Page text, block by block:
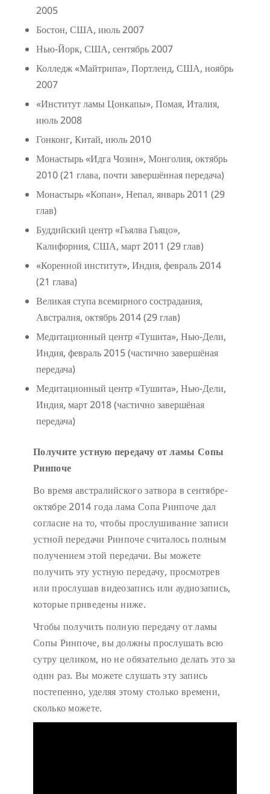
2005
Бостон, США, июль 2007
Нью-Йорк, США, сентябрь 2007
Колледж «Майтрипа», Портленд, США, ноябрь
2007
«Институт ламы Цонкапы», Помая, Италия,
июль 2008
Гонконг, Китай, июль 2010
Монастырь «Идга Чозин», Монголия, октябрь
2010 (21 глава, почти завершённая передача)
Монастырь «Копан», Непал, январь 2011 (29
глав)
Буддийский центр «Гьялва Гьяцо»,
Калифорния, США, март 2011 (29 глав)
«Коренной институт», Индия, февраль 2014
(21 глава)
Великая ступа всемирного сострадания,
Австралия, октябрь 2014 (29 глав)
Медитационный центр «Тушита», Нью-Дели,
Индия, февраль 2015 (частично завершёная
передача)
Медитационный центр «Тушита», Нью-Дели,
Индия, март 2018 (частично завершёная
передача)
Получите устную передачу от ламы Сопы
Ринпоче
Во время австралийского затвора в сентябре-
октябре 2014 года лама Сопа Ринпоче дал
согласие на то, чтобы прослушивание записи
устной передачи Ринпоче считалось полным
получением этой передачи. Вы можете
получить эту устную передачу, просмотрев
или прослушав видеозапись или аудиозапись,
которые приведены ниже.
Чтобы получить полную передачу от ламы
Сопы Ринпоче, вы должны прослушать всю
сутру целиком, но не обязательно делать это за
один раз. Вы можете слушать эту запись
постепенно, уделяя этому столько времени,
сколько можете.